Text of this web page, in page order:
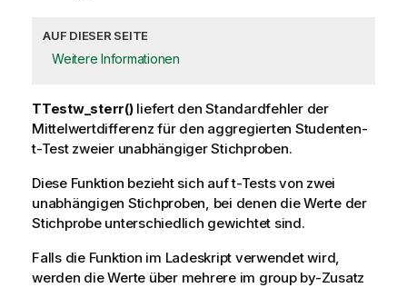
AUF DIESER SEITE
Weitere Informationen
TTestw_sterr()liefert den Standardfehler der
Mittelwertdifferenz für den aggregierten Studenten-
t-Test zweier unabhängiger Stichproben.
Diese Funktion bezieht sich auf t-Tests von zwei
unabhängigen Stichproben, bei denen die Werte der
Stichprobe unterschiedlich gewichtet sind.
Falls die Funktion im Ladeskript verwendet wird,
werden die Werte über mehrere im group by-Zusatz